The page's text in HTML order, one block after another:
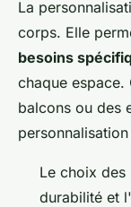
La
corps. Elle
besoins
chaque espace.
balcons ou des
Le choix des
durabilité et